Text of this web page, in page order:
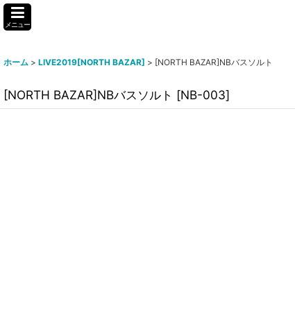
メニュー
ホーム > LIVE2019[NORTH BAZAR] > [NORTH BAZAR]NBバスソルト
[NORTH BAZAR]NBバスソルト [NB-003]